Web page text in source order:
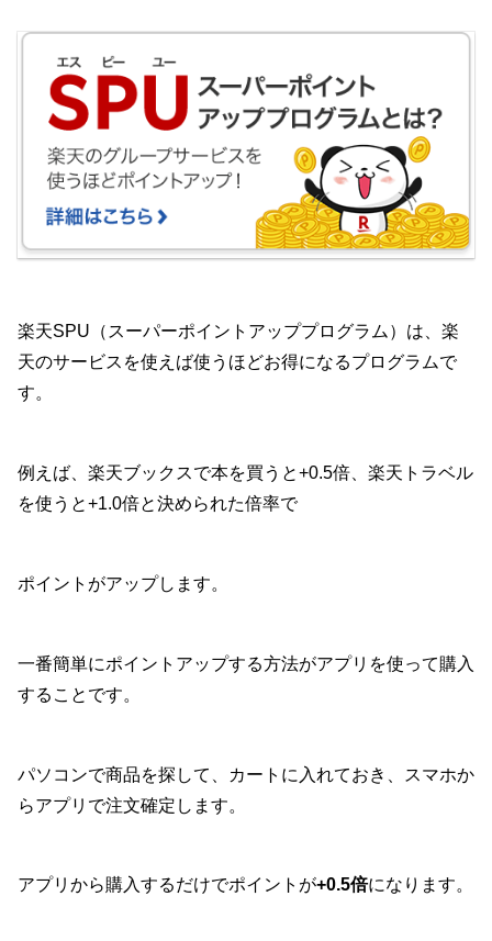
楽天SPU（スーパーポイントアッププログラム）は、楽
天のサービスを使えば使うほどお得になるプログラムで
す。
例えば、楽天ブックスで本を買うと+0.5倍、楽天トラベル
を使うと+1.0倍と決められた倍率で
ポイントがアップします。
一番簡単にポイントアップする方法がアプリを使って購入
することです。
パソコンで商品を探して、カートに入れておき、スマホか
らアプリで注文確定します。
アプリから購入するだけでポイントが+0.5倍になります。